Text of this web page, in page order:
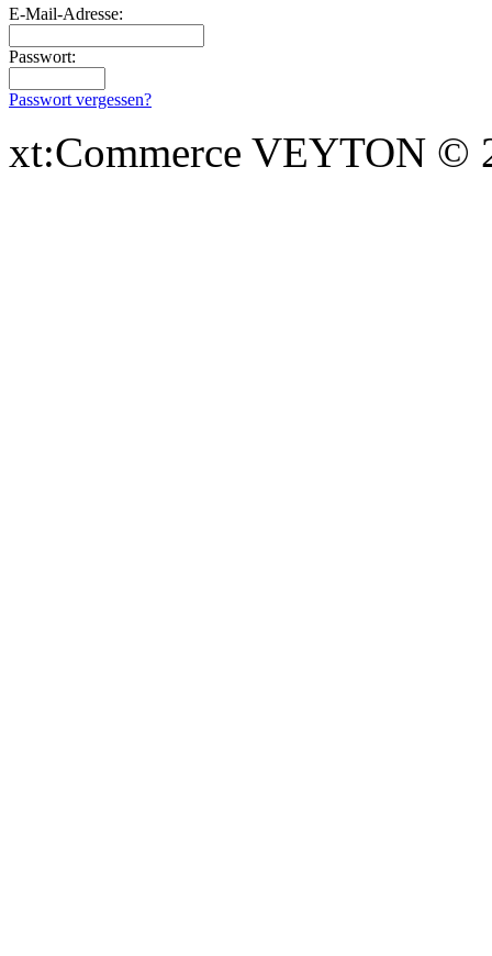
E-Mail-Adresse:
Passwort:
Passwort vergessen?
xt:Commerce VEYTON ©